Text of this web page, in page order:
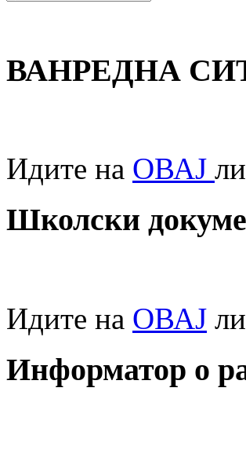
ВАНРЕДНА
Идите на ОВАЈ
Школски
Идите на ОВАЈ
Информатор о